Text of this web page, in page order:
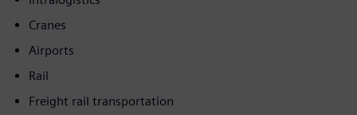
Cranes
Airports
Rail
Freight rail transportation